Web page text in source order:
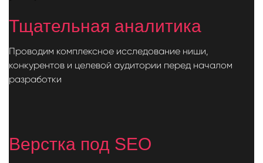
Тщательная аналитика
Проводим комплексное исследование ниши,
конкурентов и целевой аудитории перед началом
разработки
Верстка под SEO